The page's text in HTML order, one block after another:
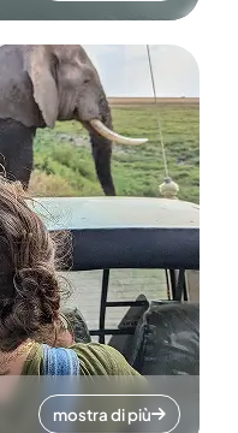
mostra di più